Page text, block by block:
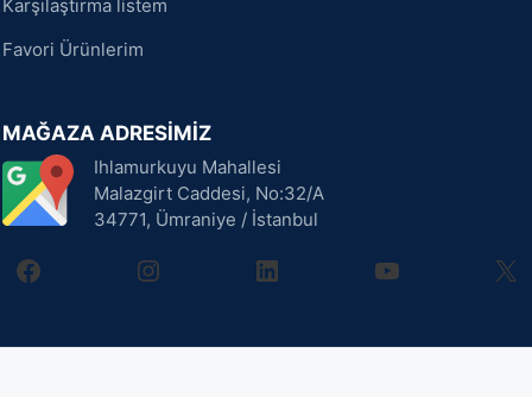
Karşılaştırma listem
Favori Ürünlerim
MAĞAZA ADRESİMİZ
Ihlamurkuyu Mahallesi
Malazgirt Caddesi, No:32/A
34771, Ümraniye / İstanbul
facebookinstagramlinkedin youtube X